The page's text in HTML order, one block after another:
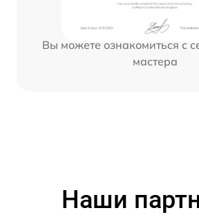
Вы можете ознакомиться с
мастера
Наши